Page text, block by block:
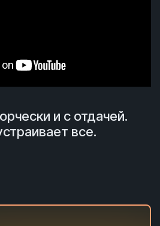
и с отдачей.
все.